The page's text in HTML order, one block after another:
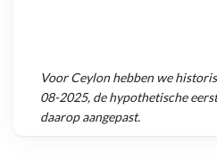
VoorCeylonhebben we
08-2025, de hypothetische
daarop aangepast.